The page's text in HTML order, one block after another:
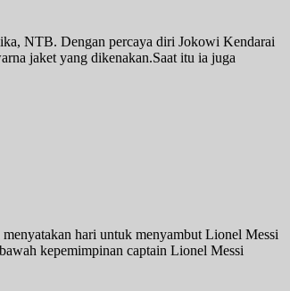
NTB. Dengan percaya diri Jokowi Kendarai
jaket yang dikenakan.Saat itu ia juga
hari untuk menyambut Lionel Messi
kepemimpinan captain Lionel Messi